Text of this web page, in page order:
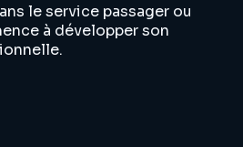
le service passager ou
à développer son